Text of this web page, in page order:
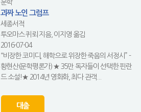
문학
괴짜 노인 그럼프
세종서적
투오마스 퀴뢰 지음, 이지영 옮김
2016-07-04
“비장한 코미디, 해학으로 위장한 죽음의 서정시” -
황현산(문학평론가) ★ 35만 독자들이 선택한 핀란
드 소설!★ 2014년 영화화, 최다 관객...
대출